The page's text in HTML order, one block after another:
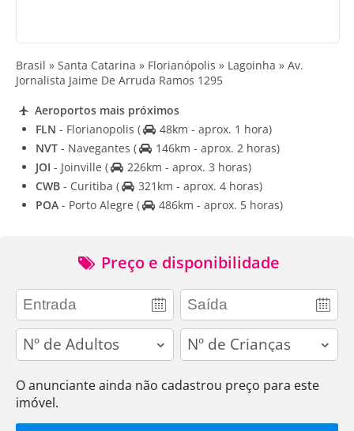
Brasil » Santa Catarina » Florianópolis » Lagoinha » Av.
Jornalista Jaime De Arruda Ramos 1295
Aeroportos mais próximos
FLN - Florianopolis (
48km - aprox. 1 hora)
NVT - Navegantes (
146km - aprox. 2 horas)
JOI - Joinville (
226km - aprox. 3 horas)
CWB - Curitiba (
321km - aprox. 4 horas)
POA - Porto Alegre ( 486km - aprox. 5 horas)
Preço e disponibilidade
adults children
O anunciante ainda não cadastrou preço para este
imóvel.